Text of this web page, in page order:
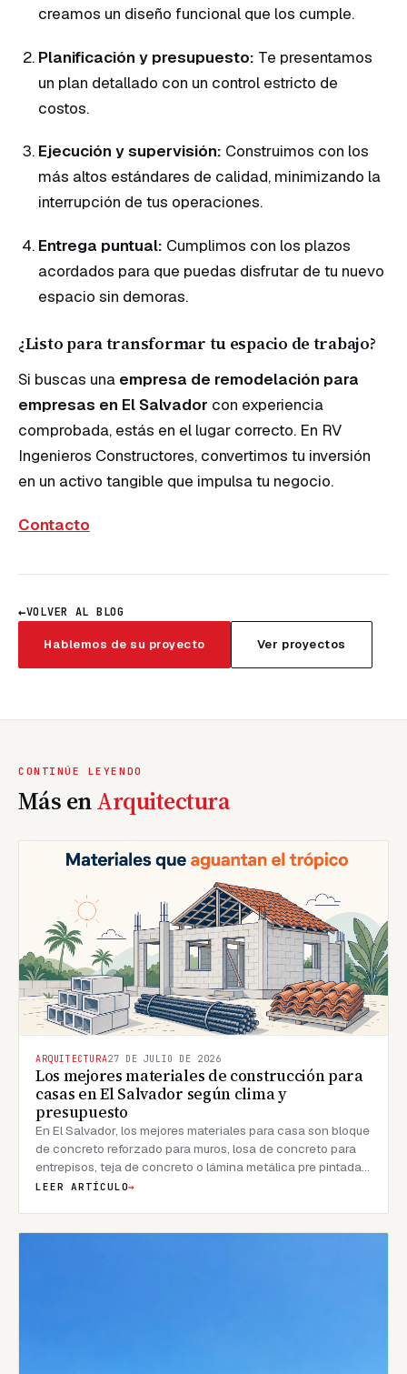
creamos un diseño funcional que los cumple.
Planificación y presupuesto: Te presentamos
un plan detallado con un control estricto de
costos.
Ejecución y supervisión: Construimos con los
más altos estándares de calidad, minimizando la
interrupción de tus operaciones.
Entrega puntual: Cumplimos con los plazos
acordados para que puedas disfrutar de tu nuevo
espacio sin demoras.
¿Listo para transformar tu espacio de trabajo?
Si buscas una empresa de remodelación para
empresas en El Salvador con experiencia
comprobada, estás en el lugar correcto. En RV
Ingenieros Constructores, convertimos tu inversión
en un activo tangible que impulsa tu negocio.
Contacto
←VOLVER AL BLOG
Hablemos de su proyecto Ver proyectos
CONTINÚE LEYENDO
Más enArquitectura
ARQUITECTURA27 DE JULIO DE 2026
Los mejores materiales de construcción para
casas en El Salvador según clima y
presupuesto
En El Salvador, los mejores materiales para casa son bloque
de concreto reforzado para muros, losa de concreto para
entrepisos, teja de concreto o lámina metálica pre pintada
para techos, cerámica o porcelanato para pisos, y
LEER ARTÍCULO→